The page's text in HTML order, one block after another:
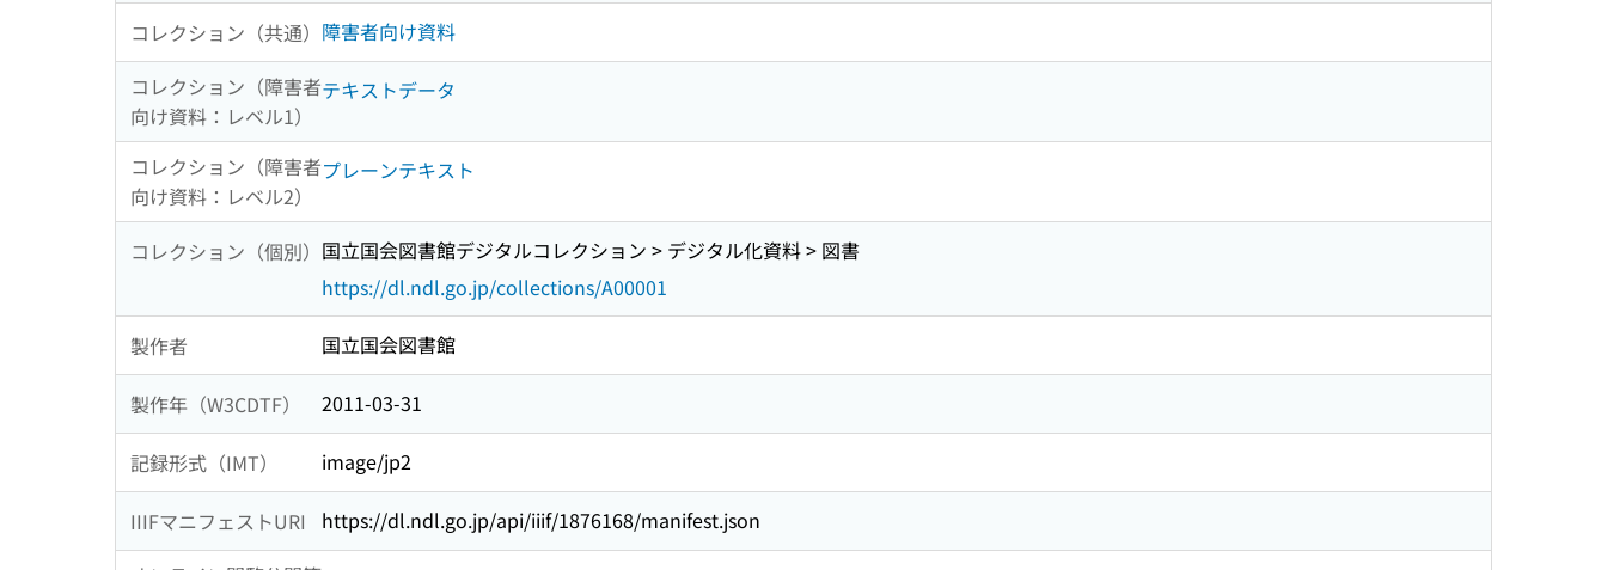
コレクション（共通） 障害者向け資料
コレクション（障害者
向け資料：レベル1）
テキストデータ
コレクション（障害者
向け資料：レベル2）
プレーンテキスト
コレクション（個別） 国立国会図書館デジタルコレクション > デジタル化資料 > 図書
https://dl.ndl.go.jp/collections/A00001
製作者 国立国会図書館
製作年（W3CDTF） 2011-03-31
記録形式（IMT） image/jp2
IIIFマニフェストURI
https://dl.ndl.go.jp/api/iiif/1876168/manifest.json